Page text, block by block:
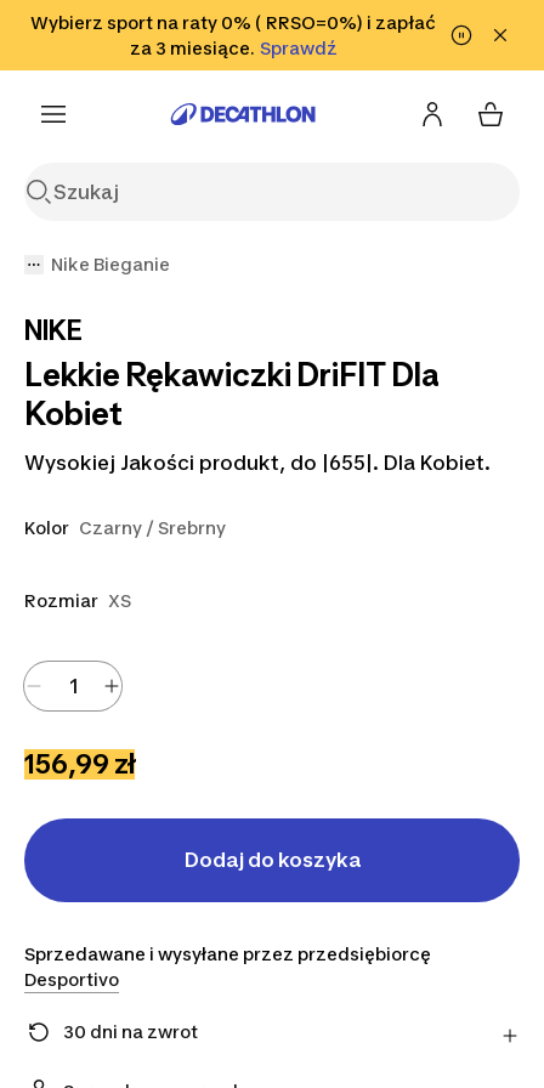
Przejdź do wyszukiwania Przejdź do treści
Przejdź
Wybierz sport na raty 0% ( RRSO=0%) i zapłać
za 3 miesiące. SprawdźSprawdź
Sprawdź
Nike Bieganie
NIKE
Lekkie Rękawiczki DriFIT Dla
Kobiet
Wysokiej Jakości produkt, do |655|. Dla Kobiet.
Kolor Czarny / Srebrny
Rozmiar XS
156,99 zł
Dodaj do koszyka
Sprzedawane i wysyłane przez przedsiębiorcę
Desportivo
30 dni na zwrot